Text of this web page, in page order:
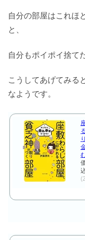
自分の部屋はこれほ
と、
自分もポイポイ捨て
こうしてあげてみる
なようです。